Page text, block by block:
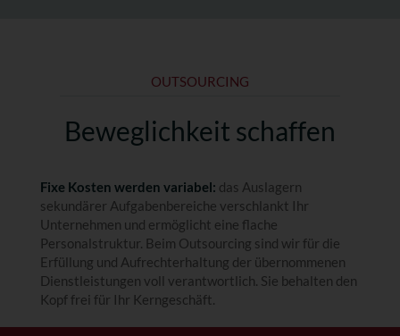
OUTSOURCING
Beweglichkeit schaffen
Fixe Kosten werden variabel: das Auslagern
sekundärer Aufgabenbereiche verschlankt Ihr
Unternehmen und ermöglicht eine flache
Personalstruktur. Beim Outsourcing sind wir für die
Erfüllung und Aufrechterhaltung der übernommenen
Dienstleistungen voll verantwortlich. Sie behalten den
Kopf frei für Ihr Kerngeschäft.